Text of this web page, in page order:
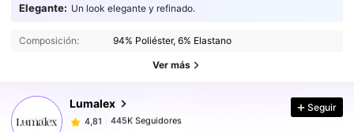
Elegante: Un look elegante y refinado.
Composición: 94% Poliéster, 6% Elastano
Ver más
Lumalex
4,81 445K Seguidores
445K Seguidores
4,81
445K Seguidores
y***2
pagóHace 1 día
Seguir